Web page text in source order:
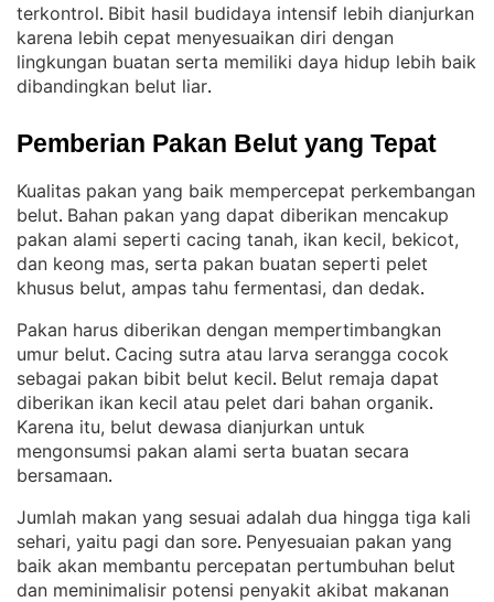
terkontrol. Bibit hasil budidaya intensif lebih dianjurkan
karena lebih cepat menyesuaikan diri dengan
lingkungan buatan serta memiliki daya hidup lebih baik
dibandingkan belut liar.
Pemberian Pakan Belut yang Tepat
Kualitas pakan yang baik mempercepat perkembangan
belut. Bahan pakan yang dapat diberikan mencakup
pakan alami seperti cacing tanah, ikan kecil, bekicot,
dan keong mas, serta pakan buatan seperti pelet
khusus belut, ampas tahu fermentasi, dan dedak.
Pakan harus diberikan dengan mempertimbangkan
umur belut. Cacing sutra atau larva serangga cocok
sebagai pakan bibit belut kecil. Belut remaja dapat
diberikan ikan kecil atau pelet dari bahan organik
Karena itu, belut dewasa dianjurkan untuk
mengonsumsi pakan alami serta buatan secara
bersamaan.
Jumlah makan yang sesuai adalah dua hingga tiga kali
sehari, yaitu pagi dan sore. Penyesuaian pakan yang
baik akan membantu percepatan pertumbuhan belut
dan meminimalisir potensi penyakit akibat makanan